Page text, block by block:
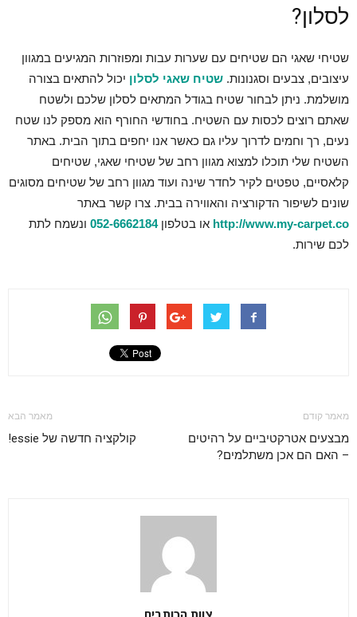
לסלון?
שטיחי שאגי הם שטיחים עם שערות עבות ומפוזרות המגיעים במגוון
עיצובים, צבעים וסגנונות. שטיח שאגי לסלון יכול להתאים בצורה
מושלמת. ניתן לבחור שטיח בגודל המתאים לסלון שלכם ולשטח
שאתם רוצים לכסות עם השטיח. בחודשי החורף הוא מספק לנו שטח
נעים, רך וחמים לדרוך עליו גם כאשר אנו יחפים בתוך הבית. באתר
השטיח שלי תוכלו למצוא מגוון רחב של שטיחי שאגי, שטיחים
קלאסיים, טפטים לקיר לחדר שינה ועוד מגוון רחב של שטיחים מסוגים
שונים לשיפור הדקורציה והאווירה בבית. צרו קשר באתר
http://www.my-carpet.co או בטלפון052-6662184 ונשמח לתת
לכם שירות.
מאמר קודם
מבצעים אטרקטיביים על רהיטים
– האם הם אכן משתלמים?
מאמר הבא
קולקציה חדשה של essie!